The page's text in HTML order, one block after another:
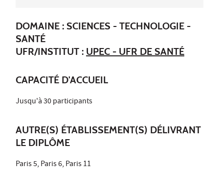
DOMAINE : SCIENCES - TECHNOLOGIE -
SANTÉ
UFR/INSTITUT : UPEC - UFR DE SANTÉ
CAPACITÉ D'ACCUEIL
Jusqu'à 30 participants
AUTRE(S) ÉTABLISSEMENT(S) DÉLIVRANT
LE DIPLÔME
Paris 5, Paris 6, Paris 11